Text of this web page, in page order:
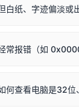
们共用同一个官方
、515、516、518
、L4269等属
体机）：掀开扫描
打印机本身存在
顶部「打印机」菜
显示脱机一键修复
白纸、字迹偏淡或
常：激光机可能碳
常报错（如
身是否支持
何查看电脑是32位